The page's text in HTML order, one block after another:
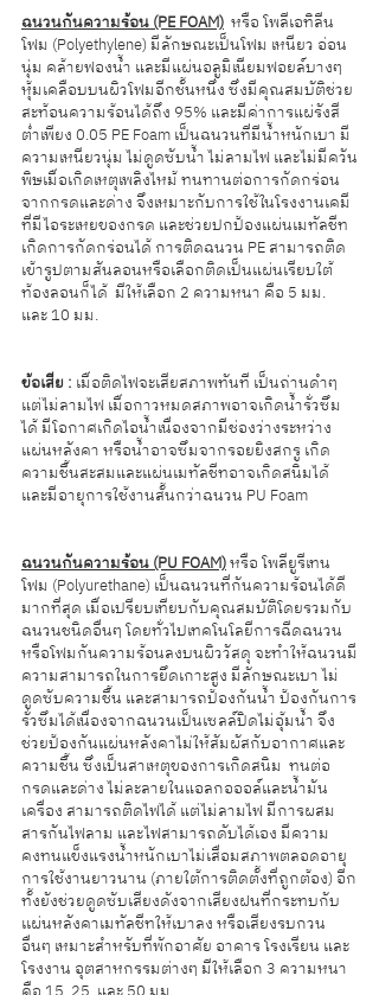
ฉนวนกันความร้อน (PE​ FOAM)
  หรือ โพลีเอทิลีน
โฟม (Polyethylene) มีลักษณะเป็นโฟม เหนียว​ อ่อน
นุ่ม คล้ายฟองน้ำ และมีแผ่นอลูมิเนียมฟอยล์บางๆ​
หุ้มเคลือบบนผิวโฟมอีกชั้นหนึ่ง ซึ่งมีคุณสมบัติช่วย
สะท้อนความร้อนได้ถึง 95% และมีค่าการแผ่รังสี
ต่ำเพียง 0.05 ​PE Foam เป็นฉนวนที่มีน้ำหนักเบา มี
ความเหนียวนุ่ม ไม่ดูดซับน้ำ ไม่ลามไฟ และไม่มีควัน
พิษเมื่อเกิดเหตุเพลิงไหม้ ทนทานต่อการกัดกร่อน
จากกรดและด่าง จึงเหมาะกับการใช้ในโรงงานเคมี
ที่มีไอระเหยของกรด และช่วยปกป้องแผ่นเมทัลชีท
เกิดการกัดกร่อนได้ การติดฉนวน PE สามารถติด
เข้ารูปตามสันลอนหรือเลือกติดเป็นแผ่นเรียบใต้
ท้องลอนก็ได้  มีให้เลือก 2 ความหนา คือ 5 มม.
และ 10 มม.
ข้อเสีย : เมื่อติดไฟจะเสียสภาพทันที เป็นถ่านดำๆ
แต่ไม่ลามไฟ เมื่อกาวหมดสภาพอาจเกิดน้ำรั่วซึม
ได้ มีโอกาศเกิดไอน้ำเนื่องจากมีช่องว่างระหว่าง
แผ่นหลังคา หรือน้ำอาจซึมจากรอยยิงสกรู เกิด
ความชื้นสะสมและแผ่นเมทัลชีทอาจเกิดสนิมได้
และมีอายุการใช้งานสั้นกว่าฉนวน PU Foam
ฉนวนกันความร้อน​ (PU FOAM​) หรือ​ โพลียูรีเทน
โฟม​ (Polyurethane) เป็นฉนวนที่กันความร้อนได้ดี
มากที่สุด​ เมื่อเปรียบเทียบกับคุณสมบัติโดยรวมกับ
ฉนวนชนิดอื่นๆ โดยทั่วไปเทคโนโลยีการฉีดฉนวน
หรือโฟมกันความร้อนลงบนผิววัสดุ จะทำให้ฉนวนมี
ความสามารถในการยึดเกาะสูง มีลักษณะเบา ไม่
ดูดซับความชื้น และสามารถป้องกันน้ำ ป้องกันการ
รั่วซึมได้เนื่องจากฉนวนเป็นเซลล์ปิดไม่อุ้มน้ำ จึง
ช่วยป้องกันแผ่นหลังคาไม่ให้สัมผัสกับอากาศและ
ความชื้น ซึ่งเป็นสาเหตุของการเกิดสนิม  ทนต่อ
กรดและด่าง ไม่ละลายในแอลกอออล์และน้ำมัน
เครื่อง สามารถติดไฟได้ แต่ไม่ลามไฟ มีการผสม
สารกันไฟลาม และไฟสามารถดับได้เอง มีความ
คงทนแข็งแรงน้ำหนักเบาไม่เสื่อมสภาพตลอดอายุ
การใช้งานยาวนาน (ภายใต้การติดตั้งที่ถูกต้อง) อีก
ทั้งยังช่วยดูดซับเสียงดังจากเสียงฝนที่กระทบกับ
เเผ่นหลังคาเมทัลชีทให้เบาลง หรือเสียงรบกวน
อื่นๆ เหมาะสำหรับที่พักอาศัย อาคาร โรงเรียน และ
โรงงาน อุตสาหกรรมต่างๆ มีให้เลือก 3 ความหนา